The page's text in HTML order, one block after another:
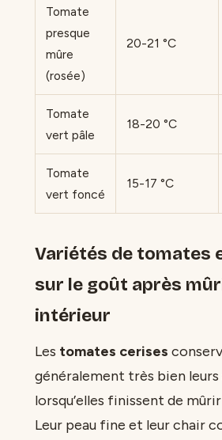
Tomate
presque
mûre
(rosée)
20-21 °C
Tomate
vert pâle
18-20 °C
Tomate
vert foncé
15-17 °C
Variétés de tomates
sur le goût après
intérieur
Les tomates cerises
généralement très bien
lorsqu’elles finissent de
Leur peau fine et leur chair